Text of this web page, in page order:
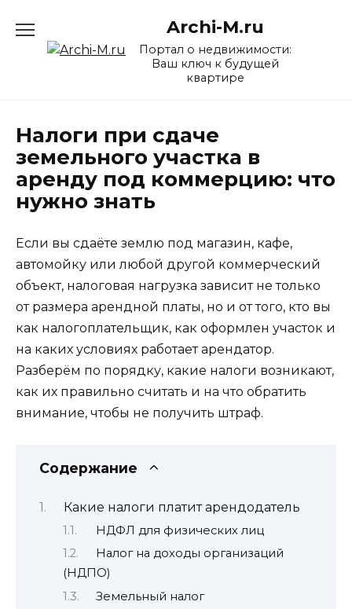
содержанию
Archi-M.ru
Портал о недвижимости:
Ваш ключ к будущей
квартире
Налоги при сдаче
земельного участка в
аренду под коммерцию: что
нужно знать
Если вы сдаёте землю под магазин, кафе,
автомойку или любой другой коммерческий
объект, налоговая нагрузка зависит не только
от размера арендной платы, но и от того, кто вы
как налогоплательщик, как оформлен участок и
на каких условиях работает арендатор.
Разберём по порядку, какие налоги возникают,
как их правильно считать и на что обратить
внимание, чтобы не получить штраф.
Содержание
Какие налоги платит арендодатель
НДФЛ для физических лиц
Налог на доходы организаций
(НДПО)
Земельный налог